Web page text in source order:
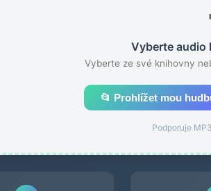
Vyberte audio
Vyberte ze své knihovny
📂 Prohlížet mou
Podporuje